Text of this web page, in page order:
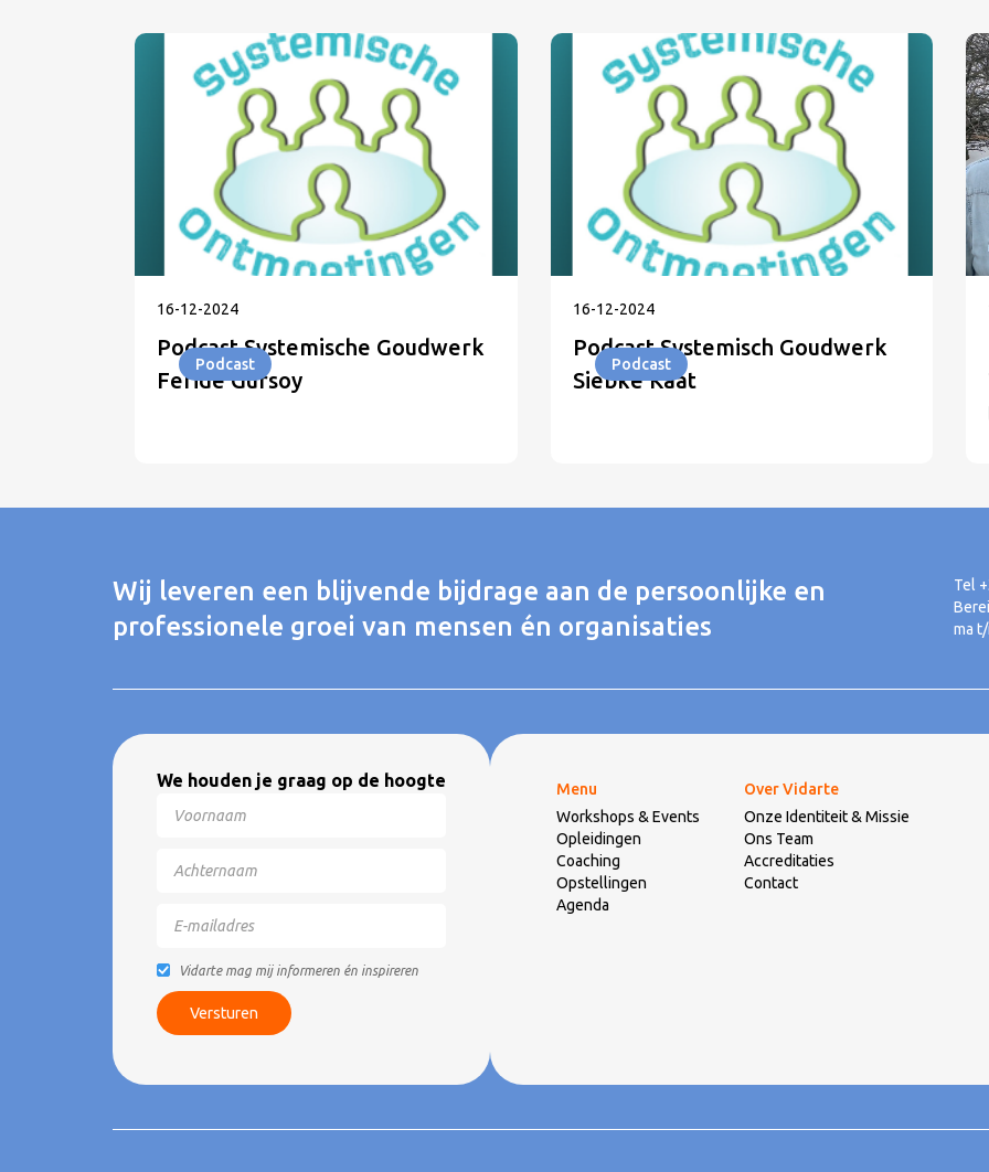
16-12-2024
Podcast Systemische Goudwerk
Feride Gursoy
Podcast
16-12-2024
Podcast Systemisch Goudwerk
Siebke Kaat
Podcast
Wij leveren een blijvende bijdrage aan de persoonlijke en
professionele groei van mensen én organisaties
Tel
ma
We houden je graag op de hoogte
Vidarte mag mij informeren én inspireren
Menu
Workshops & Events
Opleidingen
Coaching
Opstellingen
Agenda
Over Vidarte
Onze Identiteit & Missie
Ons Team
Accreditaties
Contact